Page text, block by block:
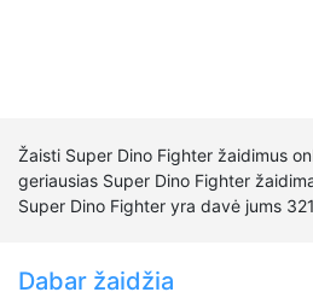
Žaisti Super Dino Fighter žaidimus
geriausias Super Dino Fighter
Super Dino Fighter yra davė jums
Dabar žaidžia